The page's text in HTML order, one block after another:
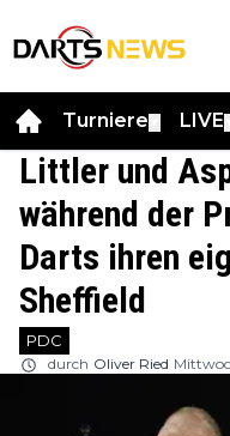
Turniere LIVE
Littler und
während der
Darts ihren
Sheffield
PDC
durch Oliver Ried